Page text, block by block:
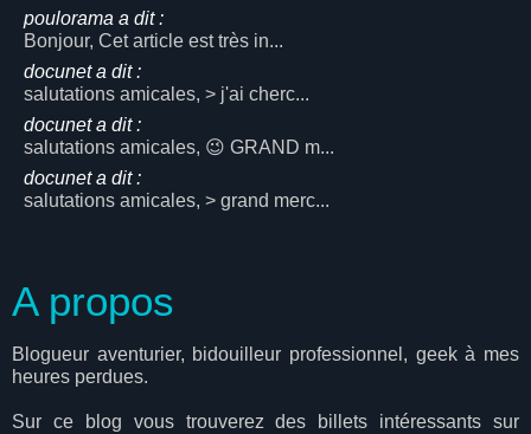
poulorama a dit :
Bonjour, Cet article est très in...
docunet a dit :
salutations amicales, > j'ai cherc...
docunet a dit :
salutations amicales, 😉 GRAND m...
docunet a dit :
salutations amicales, > grand merc...
A propos
Blogueur aventurier, bidouilleur professionnel, geek à mes
heures perdues.
Sur ce blog vous trouverez des billets intéressants sur